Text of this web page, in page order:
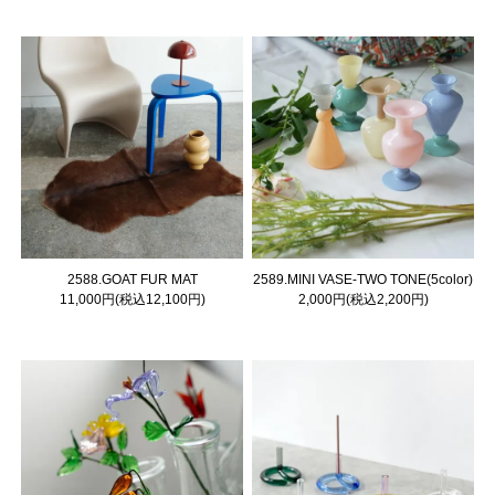
2588.GOAT FUR MAT
11,000円(税込12,100円)
2589.MINI VASE-TWO TONE(5color)
2,000円(税込2,200円)